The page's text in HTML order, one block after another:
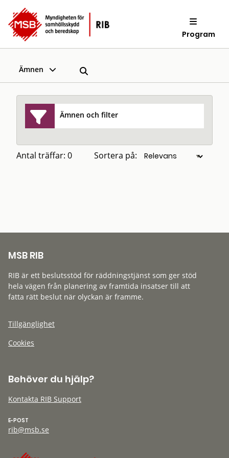
Program
Ämnen
Ämnen och filter
Antal träffar: 0 Sortera på:
MSB RIB
RIB är ett beslutsstöd för räddningstjänst som ger stöd
hela vägen från planering av framtida insatser till att
fatta rätt beslut när olyckan är framme.
Tillgänglighet
Cookies
Behöver du hjälp?
Kontakta RIB Support
E-POST
rib@msb.se